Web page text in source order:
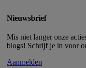
Nieuwsbrief
Mis niet langer onze
blogs! Schrijf je in voor
Aanmelden